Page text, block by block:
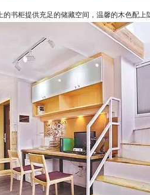
书柜提供充足的储藏空间，温馨的木色配